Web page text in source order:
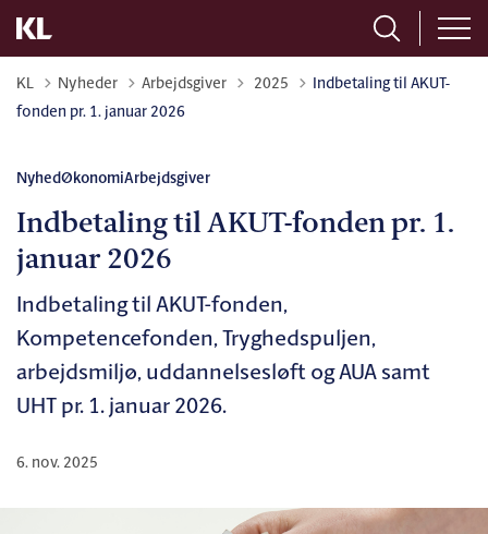
KL Nyheder Arbejdsgiver Tilbage til
2025
Indbetaling til AKUT-
fonden pr. 1. januar 2026
NyhedØkonomiArbejdsgiver
Indbetaling til AKUT-fonden pr. 1.
januar 2026
Indbetaling til AKUT-fonden,
Kompetencefonden, Tryghedspuljen,
arbejdsmiljø, uddannelsesløft og AUA samt
UHT pr. 1. januar 2026.
6. nov. 2025